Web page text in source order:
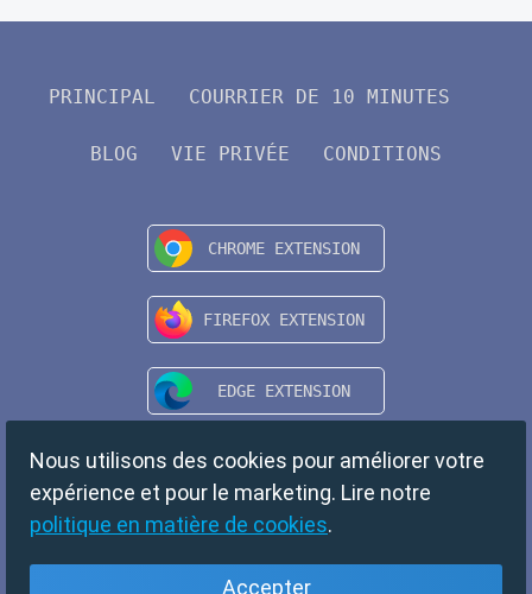
PRINCIPAL COURRIER DE 10 MINUTES
BLOG VIE PRIVÉE CONDITIONS
Nous utilisons des cookies pour améliorer votre
expérience et pour le marketing. Lire notre
politique en matière de cookies.
Accepter